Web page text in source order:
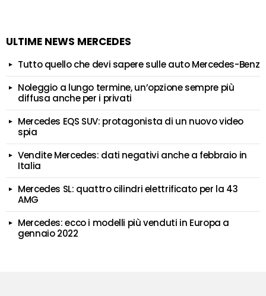
ULTIME NEWS MERCEDES
Tutto quello che devi sapere sulle auto Mercedes-Benz
Noleggio a lungo termine, un’opzione sempre più
diffusa anche per i privati
Mercedes EQS SUV: protagonista di un nuovo video
spia
Vendite Mercedes: dati negativi anche a febbraio in
Italia
Mercedes SL: quattro cilindri elettrificato per la 43
AMG
Mercedes: ecco i modelli più venduti in Europa a
gennaio 2022